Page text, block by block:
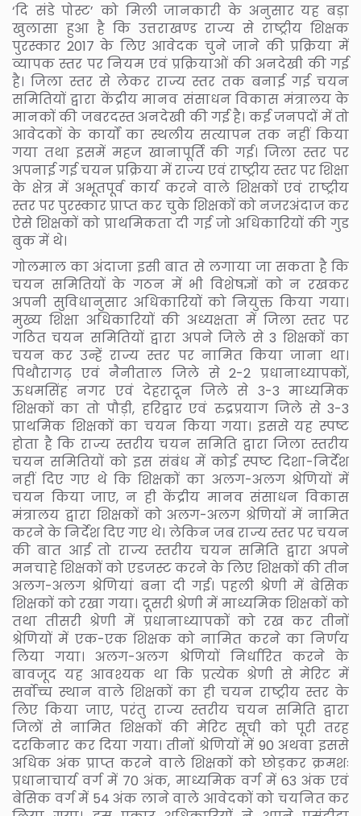
‘दि संडे पोस्ट’ को मिली जानकारी के अनुसार यह बड़ा
खुलासा हुआ है कि उत्तराखण्ड राज्य से राष्ट्रीय शिक्षक
पुरस्कार 2017 के लिए आवेदक चुने जाने की प्रक्रिया में
व्यापक स्तर पर नियम एवं प्रक्रियाओं की अनदेखी की गई
है। जिला स्तर से लेकर राज्य स्तर तक बनाई गई चयन
समितियों द्वारा केंद्रीय मानव संसाधन विकास मंत्रालय के
मानकों की जबरदस्त अनदेखी की गई है। कई जनपदों में तो
आवेदकों के कार्यों का स्थलीय सत्यापन तक नहीं किया
गया तथा इसमें महज खानापूर्ति की गई। जिला स्तर पर
अपनाई गई चयन प्रक्रिया में राज्य एवं राष्ट्रीय स्तर पर शिक्षा
के क्षेत्र में अभूतपूर्व कार्य करने वाले शिक्षकों एवं राष्ट्रीय
स्तर पर पुरस्कार प्राप्त कर चुके शिक्षकों को नजरअंदाज कर
ऐसे शिक्षकों को प्राथमिकता दी गई जो अधिकारियों की गुड
बुक में थे।
गोलमाल का अंदाजा इसी बात से लगाया जा सकता है कि
चयन समितियों के गठन में भी विशेषज्ञों को न रखकर
अपनी सुविधानुसार अधिकारियों को नियुक्त किया गया।
मुख्य शिक्षा अधिकारियों की अध्यक्षता में जिला स्तर पर
गठित चयन समितियों द्वारा अपने जिले से 3 शिक्षकों का
चयन कर उन्हें राज्य स्तर पर नामित किया जाना था।
पिथौरागढ़ एवं नैनीताल जिले से 2-2 प्रधानाध्यापकों,
ऊधमसिंह नगर एवं देहरादून जिले से 3-3 माध्यमिक
शिक्षकों का तो पौड़ी, हरिद्वार एवं रुद्रप्रयाग जिले से 3-3
प्राथमिक शिक्षकों का चयन किया गया। इससे यह स्पष्ट
होता है कि राज्य स्तरीय चयन समिति द्वारा जिला स्तरीय
चयन समितियों को इस संबंध में कोई स्पष्ट दिशा-निर्देश
नहीं दिए गए थे कि शिक्षकों का अलग-अलग श्रेणियों में
चयन किया जाए, न ही केंद्रीय मानव संसाधन विकास
मंत्रालय द्वारा शिक्षकों को अलग-अलग श्रेणियों में नामित
करने के निर्देश दिए गए थे। लेकिन जब राज्य स्तर पर चयन
की बात आई तो राज्य स्तरीय चयन समिति द्वारा अपने
मनचाहे शिक्षकों को एडजस्ट करने के लिए शिक्षकों की तीन
अलग-अलग श्रेणियां बना दी गई। पहली श्रेणी में बेसिक
शिक्षकों को रखा गया। दूसरी श्रेणी में माध्यमिक शिक्षकों को
तथा तीसरी श्रेणी में प्रधानाध्यापकों को रख कर तीनों
श्रेणियों में एक-एक शिक्षक को नामित करने का निर्णय
लिया गया। अलग-अलग श्रेणियों निर्धारित करने के
बावजूद यह आवश्यक था कि प्रत्येक श्रेणी से मेरिट में
सर्वोच्च स्थान वाले शिक्षकों का ही चयन राष्ट्रीय स्तर के
लिए किया जाए, परंतु राज्य स्तरीय चयन समिति द्वारा
जिलों से नामित शिक्षकों की मेरिट सूची को पूरी तरह
दरकिनार कर दिया गया। तीनों श्रेणियों में 90 अथवा इससे
अधिक अंक प्राप्त करने वाले शिक्षकों को छोड़कर क्रमशः
प्रधानाचार्य वर्ग में 70 अंक, माध्यमिक वर्ग में 63 अंक एवं
बेसिक वर्ग में 54 अंक लाने वाले आवेदकों को चयनित कर